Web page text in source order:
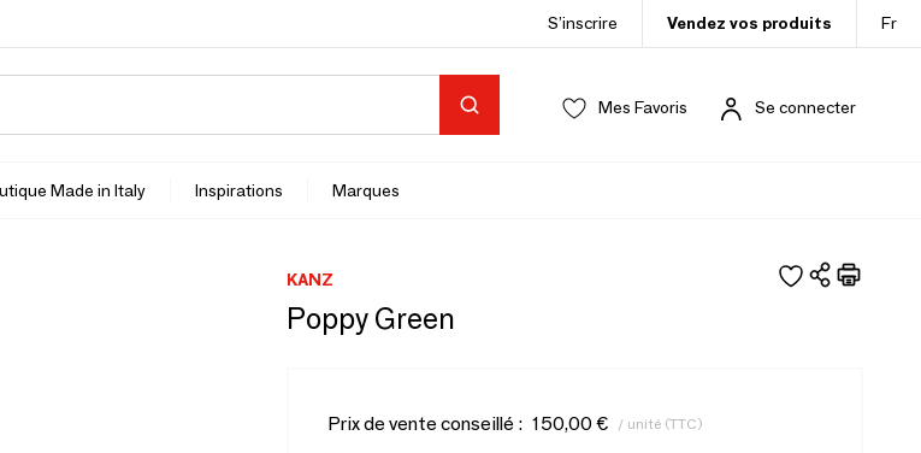
S’inscrire Vendez vos produits Fr
Mes Favoris Se connecter
Made in Italy Inspirations Marques
KANZ
Poppy Green
Prix de vente conseillé : 150,00 € / unité (TTC)